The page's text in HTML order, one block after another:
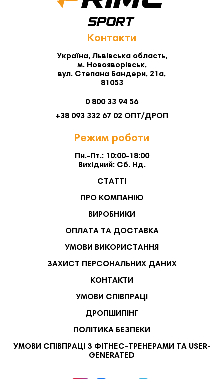
Контакти
Україна, Львівська область,
м. Новояворівськ,
вул. Степана Бандери, 21а,
81053
0 800 33 94 56
+38 093 332 67 02 ОПТ/ДРОП
Режим роботи
Пн.-Пт.: 10:00-18:00
Вихідний: Сб. Нд.
СТАТТІ
ПРО КОМПАНІЮ
ВИРОБНИКИ
ОПЛАТА ТА ДОСТАВКА
УМОВИ ВИКОРИСТАННЯ
ЗАХИСТ ПЕРСОНАЛЬНИХ ДАНИХ
КОНТАКТИ
УМОВИ СПІВПРАЦІ
ДРОПШИПІНГ
ПОЛІТИКА БЕЗПЕКИ
УМОВИ СПІВПРАЦІ З ФІТНЕС-ТРЕНЕРАМИ ТА USER-
GENERATED